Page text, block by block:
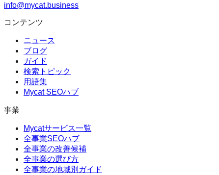
info@mycat.business
コンテンツ
ニュース
ブログ
ガイド
検索トピック
用語集
Mycat SEOハブ
事業
Mycatサービス一覧
全事業SEOハブ
全事業の改善候補
全事業の選び方
全事業の地域別ガイド